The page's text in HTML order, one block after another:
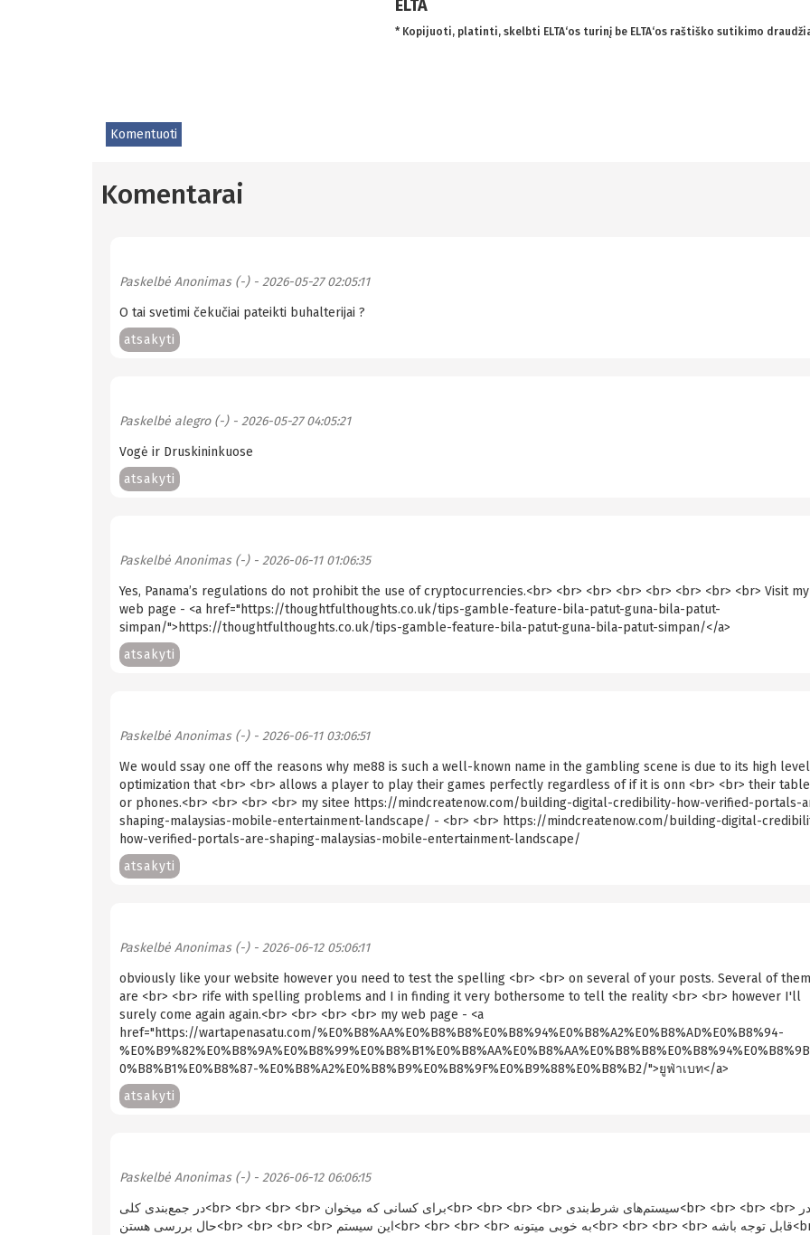
ELTA
* Kopijuoti, platinti, skelbti ELTA‘os turinį be ELTA‘os raštiško sutikimo
Komentuoti
Komentarai
Paskelbė Anonimas (-)- 2026-05-27 02:05:11
O tai svetimi čekučiai pateikti buhalterijai ?
atsakyti
Paskelbė alegro (-)- 2026-05-27 04:05:21
Vogė ir Druskininkuose
atsakyti
Paskelbė Anonimas (-)- 2026-06-11 01:06:35
Yes, Panama’s regulations do not prohibit the use of cryptocurrencies.<br> <br> <br> <br> <br> <br> <br> <br> Visit my
web page - <a href="https://thoughtfulthoughts.co.uk/tips-gamble-feature-bila-patut-guna-bila-patut-
simpan/">https://thoughtfulthoughts.co.uk/tips-gamble-feature-bila-patut-guna-bila-patut-simpan/</a>
atsakyti
Paskelbė Anonimas (-)- 2026-06-11 03:06:51
We would ssay one off the reasons why me88 is such a well-known name in the gambling scene is due to its high
optimization that <br> <br> allows a player to play their games perfectly regardless of if it is onn <br> <br> their
or phones.<br> <br> <br> <br> my sitee https://mindcreatenow.com/building-digital-credibility-how-verified-portals-
shaping-malaysias-mobile-entertainment-landscape/ - <br> <br> https://mindcreatenow.com/building-digital-
how-verified-portals-are-shaping-malaysias-mobile-entertainment-landscape/
atsakyti
Paskelbė Anonimas (-)- 2026-06-12 05:06:11
obviously like your website however you need to test the spelling <br> <br> on several of your posts. Several of them
are <br> <br> rife with spelling problems and I in finding it very bothersome to tell the reality <br> <br> however I'll
surely come again again.<br> <br> <br> <br> my web page - <a
href="https://wartapenasatu.com/%E0%B8%AA%E0%B8%B8%E0%B8%94%E0%B8%A2%E0%B8%AD%E0%B8%94-
0%B8%B1%E0%B8%87-%E0%B8%A2%E0%B8%B9%E0%B8%9F%E0%B9%88%E0%B8%B2/">ยูฟ่าเบท</a>
atsakyti
Paskelbė Anonimas (-)- 2026-06-12 06:06:15
در جمع‌بندی کلی<br> <br> <br> <br> برای کسانی که میخوان<br> <br> <br> <br> سیستم‌های شرط‌بندی<br> <br> <br> <br> در
حال بررسی هستن<br> <br> <br> <br> این سیستم<br> <br> <br> <br> به خوبی میتونه<br> <br> <br> <br> قابل توجه باشه<br>